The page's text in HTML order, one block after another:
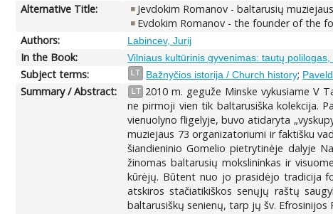
Alternative Title:
Jevdokim Romanov - baltarusių
Evdokim Romanov - the founder of the
Authors:
Labincev, Jurij
In the Book: Vilniaus kultūrinis gyvenimas: tautų
Subject terms:
LT Bažnyčios istorija / Church history;
Summary / Abstract: LT 2010 m. geguže Minske vykusiame V
ne pirmoji vien tik baltarusiška kolekcija.
vienuolyno fligelyje, buvo atidaryta
muziejaus 73 organizatoriumi ir faktišku
šiandieninio Gomelio pietrytinėje dalyje
žinomas baltarusių mokslininkas ir
kūrėjų. Būtent nuo jo prasidėjo tradicija
atskiros stačiatikiškos senųjų raštų
baltarusiškų senienų, tarp jų šv.